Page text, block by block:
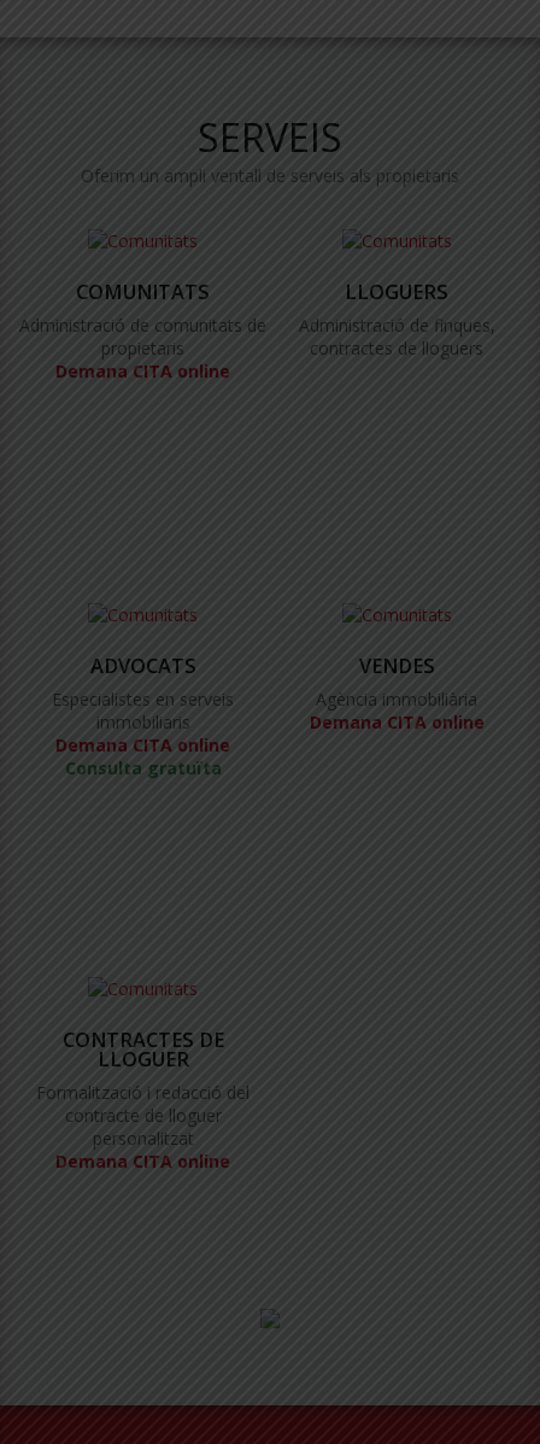
SERVEIS
Oferim un ampli ventall de serveis als propietaris
COMUNITATS
Administració de comunitats de
propietaris
Demana CITA online
LLOGUERS
Administració de finques,
contractes de lloguers
ADVOCATS
Especialistes en serveis
immobiliaris
Demana CITA online
Consulta gratuïta
VENDES
Agència immobiliària
Demana CITA online
CONTRACTES DE
LLOGUER
Formalització i redacció del
contracte de lloguer
personalitzat
Demana CITA online